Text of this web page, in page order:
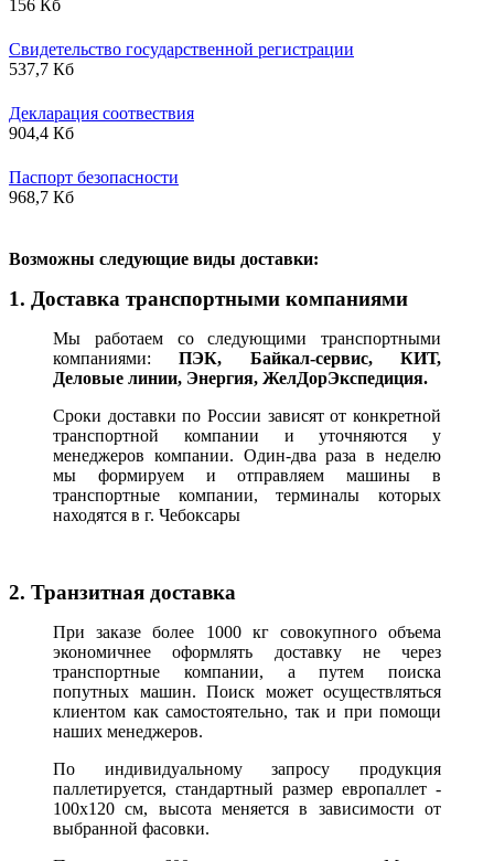
156 Кб
Свидетельство государственной регистрации
537,7 Кб
Декларация соотвествия
904,4 Кб
Паспорт безопасности
968,7 Кб
Возможны следующие виды доставки:
1. Доставка транспортными компаниями
Мы работаем со следующими транспортными
компаниями:ПЭК, Байкал-сервис, КИТ,
Деловые линии, Энергия, ЖелДорЭкспедиция.
Сроки доставки по России зависят от конкретной
транспортной компании и уточняются у
менеджеров компании. Один-два раза в неделю
мы формируем и отправляем машины в
транспортные компании, терминалы которых
находятся в г. Чебоксары
2. Транзитная доставка
При заказе более 1000 кг совокупного объема
экономичнее оформлять доставку не через
транспортные компании, а путем поиска
попутных машин. Поиск может осуществляться
клиентом как самостоятельно, так и при помощи
наших менеджеров.
По индивидуальному запросу продукция
паллетируется, стандартный размер европаллет -
100х120 см, высота меняется в зависимости от
выбранной фасовки.